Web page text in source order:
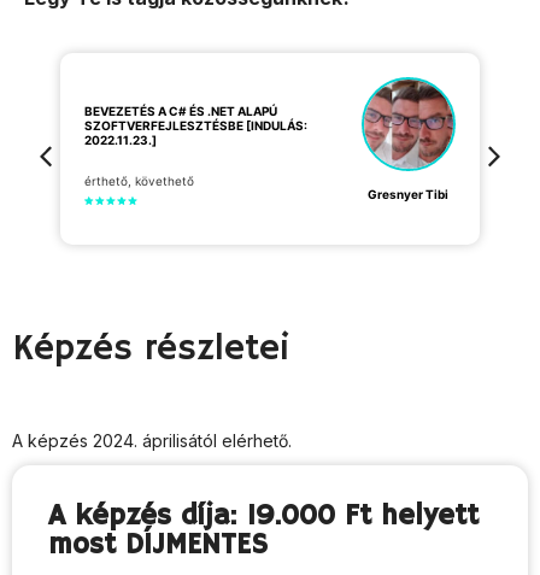
BEVEZETÉS A C# ÉS .NET ALAPÚ
SZOFTVERFEJLESZTÉSBE [INDULÁS:
2022.11.23.]
érthető, követhető
Gresnyer Tibi
Képzés részletei
A képzés 2024. áprilisától elérhető.
A képzés díja: 19.000 Ft helyett
most DÍJMENTES